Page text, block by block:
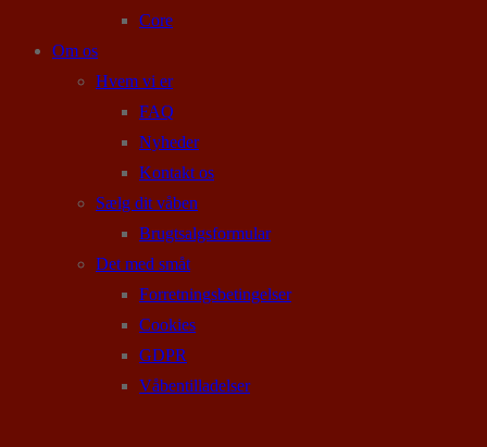
Core
Om os
Hvem vi er
FAQ
Nyheder
Kontakt os
Sælg dit våben
Brugtsalgsformular
Det med småt
Forretningsbetingelser
Cookies
GDPR
Våbentilladelser